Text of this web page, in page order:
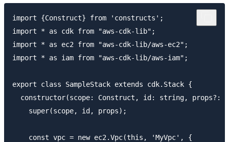
import {Construct} from 'constructs';
import * as cdk from "aws-cdk-lib";
import * as ec2 from "aws-cdk-lib/aws-ec2";
import * as iam from "aws-cdk-lib/aws-iam";
export class SampleStack extends cdk.Stack {
constructor(scope: Construct, id: string, props?:
    super(scope, id, props);
    const vpc = new ec2.Vpc(this, 'MyVpc', {